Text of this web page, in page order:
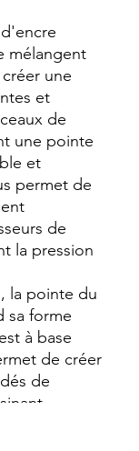
mélangent
une
et
de
une pointe
et
permet de
de
la pression
la pointe du
sa forme
à base
de créer
de